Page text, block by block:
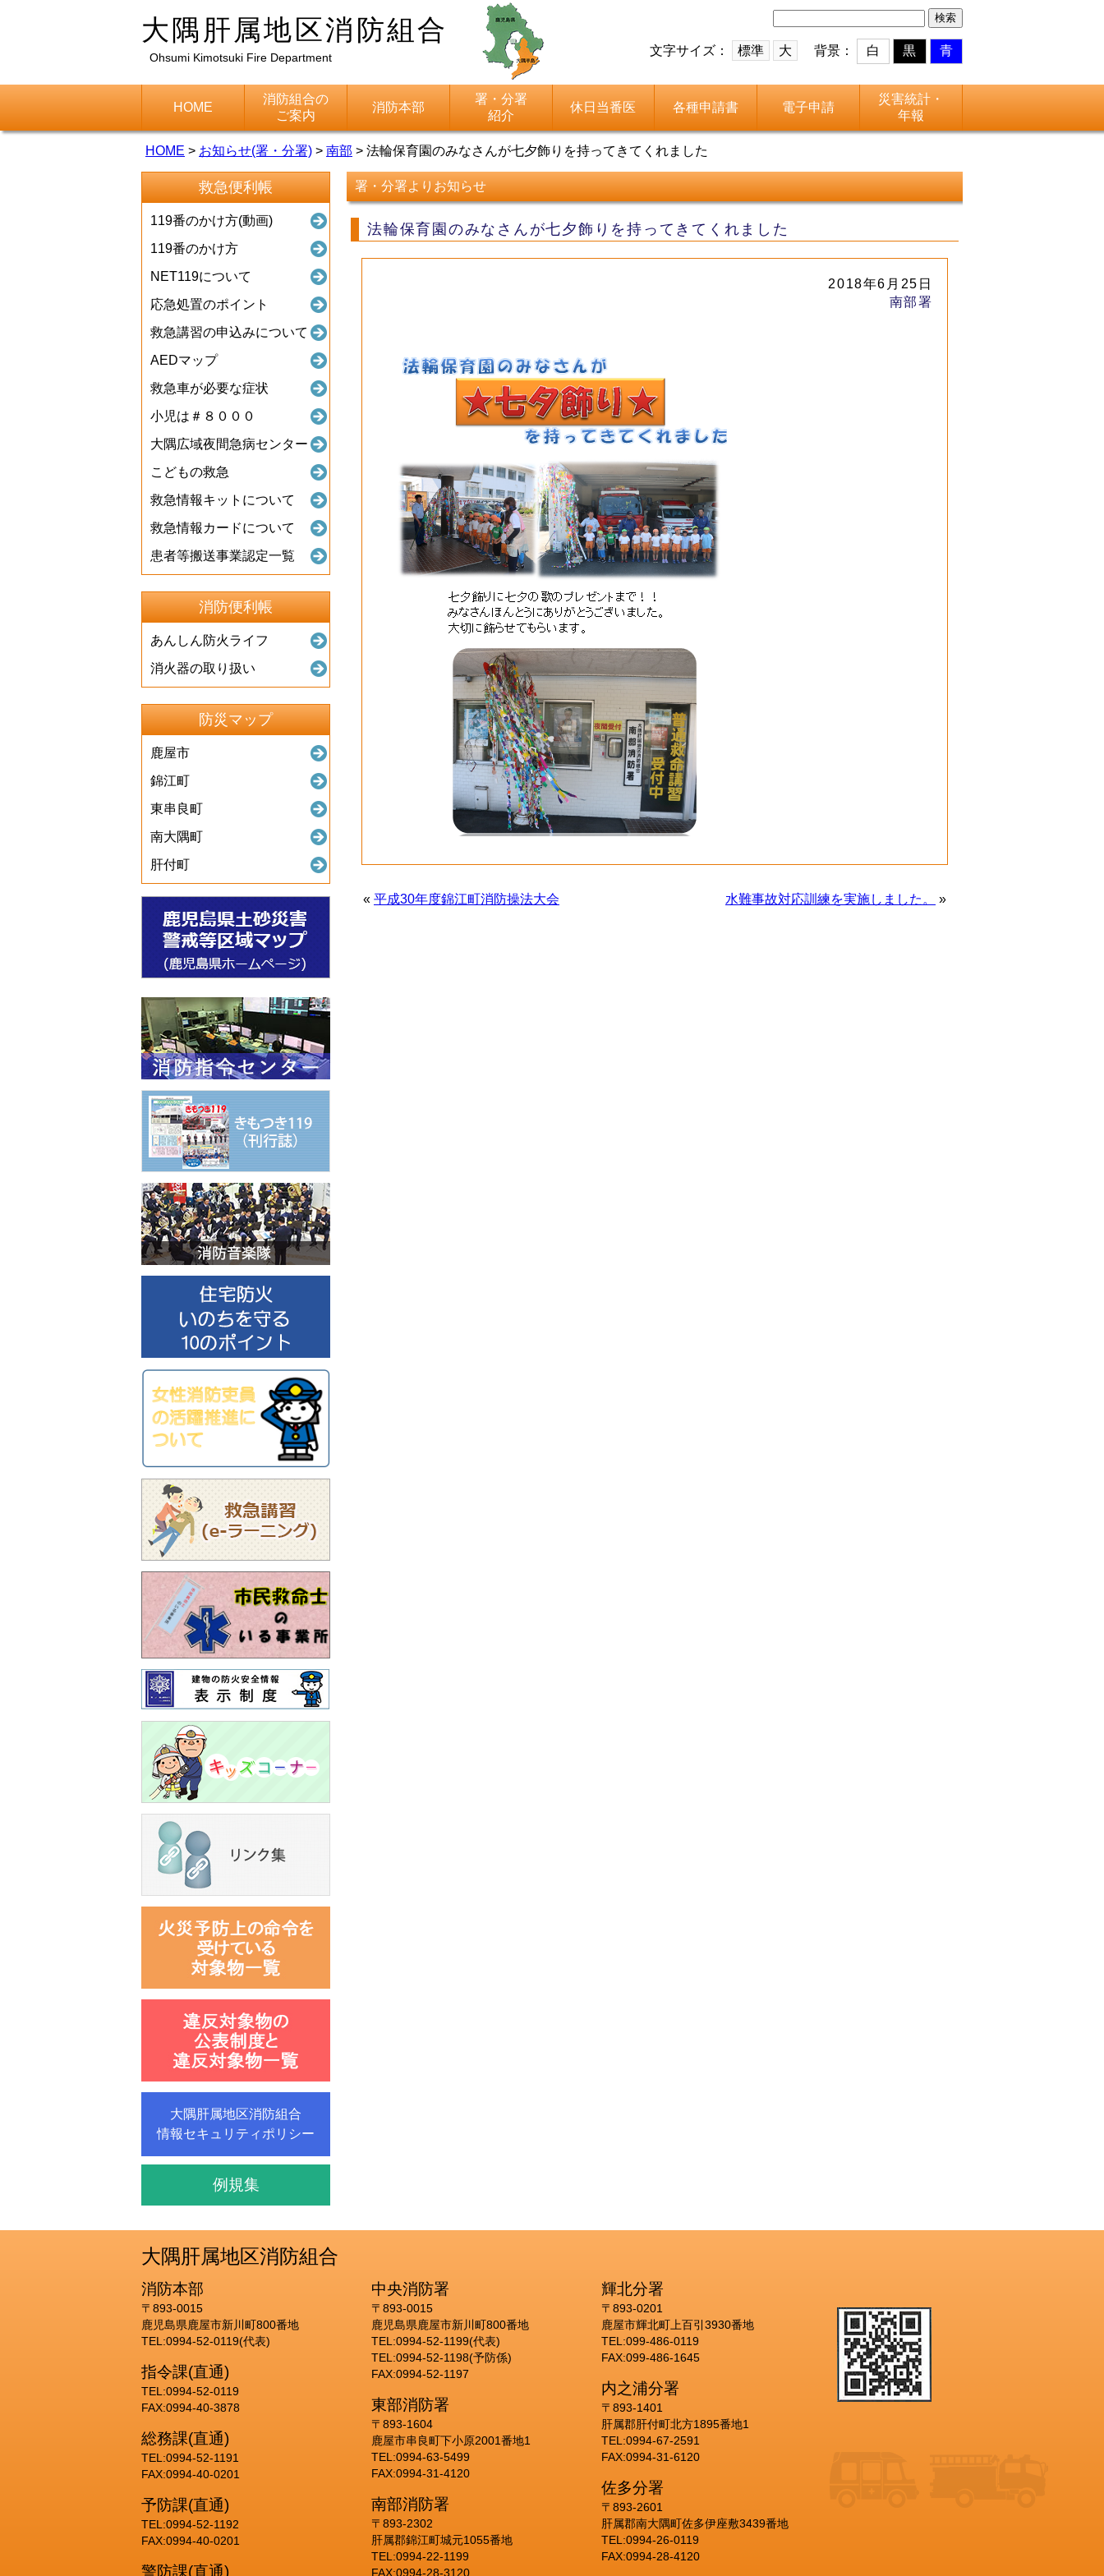
大隅肝属地区消防組合
Ohsumi Kimotsuki Fire Department
検
索:
文字サイズ：
標準 大 背景： 白 黒 青
HOME
消防組合の
ご案内
消防本部
署・分署
紹介
休日当番医 各種申請書 電子申請
災害統計・
年報
HOME > お知らせ(署・分署) > 南部 > 法輪保育園のみなさんが七夕飾りを持ってきてくれました
署・分署よりお知らせ
法輪保育園のみなさんが七夕飾りを持ってきてくれました
2018年6月25日
南部署
« 平成30年度錦江町消防操法大会 水難事故対応訓練を実施しました。 »
救急便利帳
119番のかけ方(動画)
119番のかけ方
NET119について
応急処置のポイント
救急講習の申込みについて
AEDマップ
救急車が必要な症状
小児は＃８０００
大隅広域夜間急病センター
こどもの救急
救急情報キットについて
救急情報カードについて
患者等搬送事業認定一覧
消防便利帳
あんしん防火ライフ
消火器の取り扱い
防災マップ
鹿屋市
錦江町
東串良町
南大隅町
肝付町
大隅肝属地区消防組合
情報セキュリティポリシー
例規集
大隅肝属地区消防組合
消防本部
〒893-0015
鹿児島県鹿屋市新川町800番地
TEL:0994-52-0119(代表)
指令課(直通)
TEL:0994-52-0119
FAX:0994-40-3878
総務課(直通)
TEL:0994-52-1191
FAX:0994-40-0201
予防課(直通)
TEL:0994-52-1192
FAX:0994-40-0201
警防課(直通)
中央消防署
〒893-0015
鹿児島県鹿屋市新川町800番地
TEL:0994-52-1199(代表)
TEL:0994-52-1198(予防係)
FAX:0994-52-1197
東部消防署
〒893-1604
鹿屋市串良町下小原2001番地1
TEL:0994-63-5499
FAX:0994-31-4120
南部消防署
〒893-2302
肝属郡錦江町城元1055番地
TEL:0994-22-1199
FAX:0994-28-3120
輝北分署
〒893-0201
鹿屋市輝北町上百引3930番地
TEL:099-486-0119
FAX:099-486-1645
内之浦分署
〒893-1401
肝属郡肝付町北方1895番地1
TEL:0994-67-2591
FAX:0994-31-6120
佐多分署
〒893-2601
肝属郡南大隅町佐多伊座敷3439番地
TEL:0994-26-0119
FAX:0994-28-4120